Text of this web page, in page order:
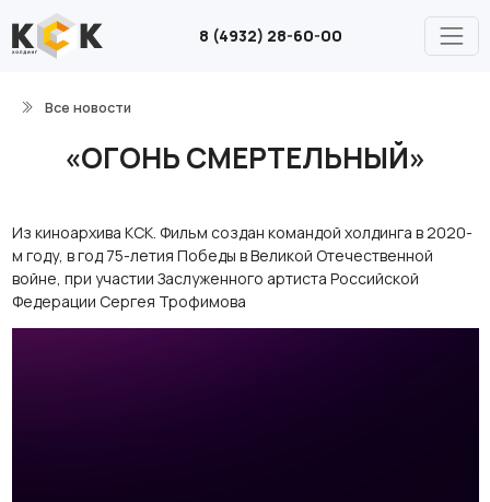
8 (4932) 28-60-00
Все новости
«ОГОНЬ СМЕРТЕЛЬНЫЙ»
Из киноархива КСК. Фильм создан командой холдинга в 2020-
м году, в год 75-летия Победы в Великой Отечественной
войне, при участии Заслуженного артиста Российской
Федерации Сергея Трофимова